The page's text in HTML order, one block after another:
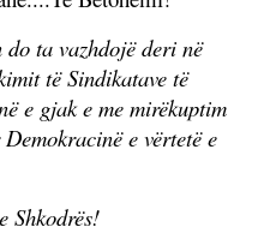
do ta vazhdojë deri në
të Sindikatave të
e gjak e me mirëkuptim
e vërtetë e
Shkodrës!